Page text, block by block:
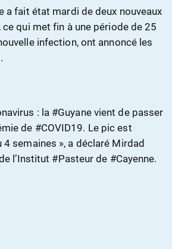
a fait état mardi de deux nouveaux
qui met fin à une période de 25
infection, ont annoncé les
: la #Guyane vient de passer
de #COVID19. Le pic est
semaines », a déclaré Mirdad
l’Institut #Pasteur de #Cayenne.